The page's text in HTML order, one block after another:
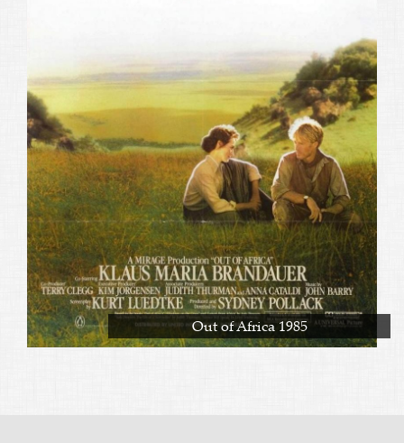
Out of Africa 1985